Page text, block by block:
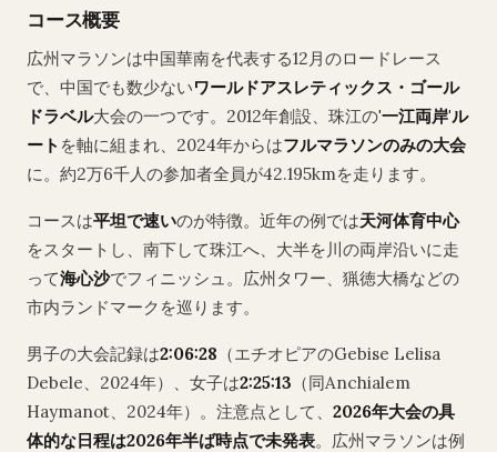
コース概要
広州マラソンは中国華南を代表する12月のロードレース
で、中国でも数少ないワールドアスレティックス・ゴール
ドラベル大会の一つです。2012年創設、珠江の'一江両岸'ル
ート を軸に組まれ、2024年からはフルマラソンのみの大会
に。約2万6千人の参加者全員が42.195kmを走ります。
コースは平坦で速いのが特徴。近年の例では天河体育中心
をスタートし、南下して珠江へ、大半を川の両岸沿いに走
って海心沙でフィニッシュ。広州タワー、猟徳大橋などの
市内ランドマークを巡ります。
男子の大会記録は2:06:28 （エチオピアのGebise Lelisa
Debele、2024年）、女子は2:25:13 （同Anchialem
Haymanot、2024年）。注意点として、 2026年大会の具
体的な日程は2026年半ば時点で未発表。広州マラソンは例